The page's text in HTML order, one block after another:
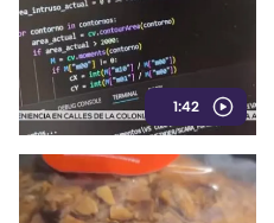
1:42